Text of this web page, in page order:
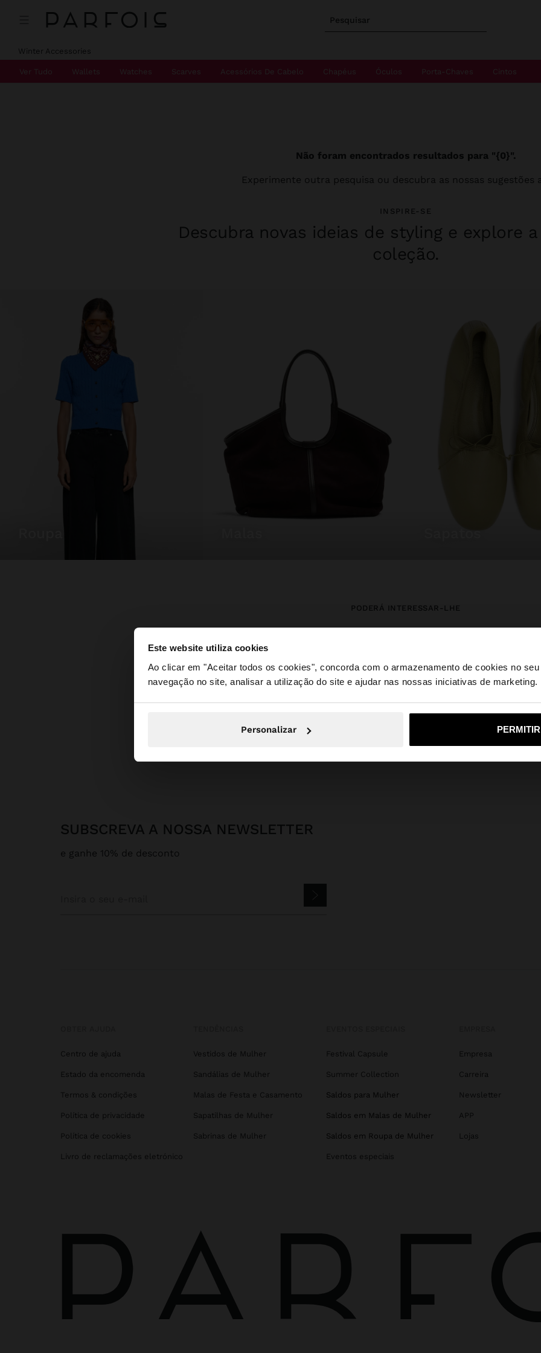
Este website utiliza cookies
Ao clicar em "Aceitar todos os cookies", concorda com o armazenamento de cookies no
navegação no site, analisar a utilização do site e ajudar nas nossas iniciativas de marketing.
Personalizar
Pesquisar
olá
Está a aceder ao site a partir de Portugal. Deseja navegar no nosso site
Sim,
Winter Accessories
Ver Tudo Wallets Watches Scarves Acessórios De Cabelo Chapéus Óculos Porta-Chaves Cintos
Não foram encontrados resultados para "{0}".
Experimente outra pesquisa ou descubra as nossas sugestões
INSPIRE-SE
Descubra novas ideias de styling e explore
coleção.
PODERÁ INTERESSAR-LHE
Relógios
Personalizáveis Acessórios
SUBSCREVA A NOSSA NEWSLETTER
e ganhe 10% de desconto
Centro de ajuda
Estado da encomenda
Termos & condições
Política de privacidade
Política de cookies
Livro de reclamações eletrónico
Vestidos de Mulher
Sandálias de Mulher
Malas de Festa e Casamento
Sapatilhas de Mulher
Sabrinas de Mulher
Festival Capsule
Summer Collection
Saldos para Mulher
Saldos em Malas de Mulher
Saldos em Roupa de Mulher
Eventos especiais
Empresa
Carreira
Newsletter
APP
Lojas